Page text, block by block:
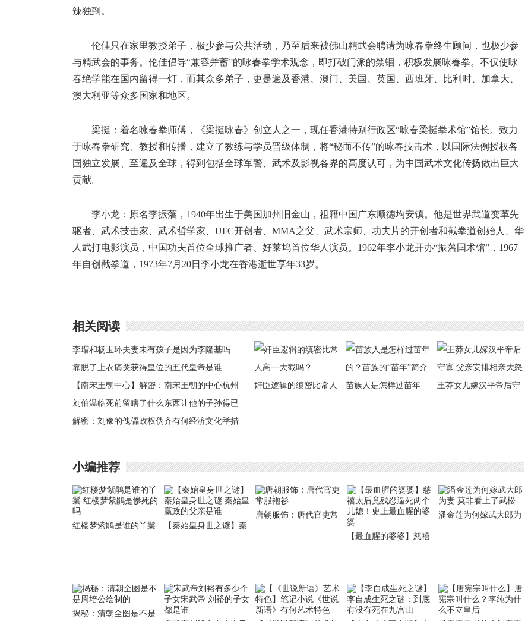
辣独到。
伦佳只在家里教授弟子，极少参与公共活动，乃至后来被佛山精武会聘请为咏春拳终生顾问，也极少参
与精武会的事务。伦佳倡导“兼容并蓄”的咏春拳学术观念，即打破门派的禁锢，积极发展咏春拳。不仅使咏
春绝学能在国内留得一灯，而其众多弟子，更是遍及香港、澳门、美国、英国、西班牙、比利时、加拿大、
澳大利亚等众多国家和地区。
梁挺：着名咏春拳师傅，《梁挺咏春》创立人之一，现任香港特别行政区“咏春梁挺拳术馆”馆长。致力
于咏春拳研究、教授和传播，建立了教练与学员晋级体制，将“秘而不传”的咏春技击术，以国际法例授权各
国独立发展、至遍及全球，得到包括全球军警、武术及影视各界的高度认可，为中国武术文化传扬做出巨大
贡献。
李小龙：原名李振藩，1940年出生于美国加州旧金山，祖籍中国广东顺德均安镇。他是世界武道变革先
驱者、武术技击家、武术哲学家、UFC开创者、MMA之父、武术宗师、功夫片的开创者和截拳道创始人、华
人武打电影演员，中国功夫首位全球推广者、好莱坞首位华人演员。1962年李小龙开办“振藩国术馆”，1967
年自创截拳道，1973年7月20日李小龙在香港逝世享年33岁。
相关阅读
李瑁和杨玉环夫妻未有孩子是因为李隆基吗
靠脱了上衣痛哭获得皇位的五代皇帝是谁
【南宋王朝中心】解密：南宋王朝的中心杭州
是怎样一番景象
刘伯温临死前留瞎了什么东西让他的子孙得已
保全
解密：刘豫的傀儡政权伪齐有何经济文化举措
奸臣逻辑的缜密比常人
苗族人是怎样过苗年
王莽女儿嫁汉平帝后守
小编推荐
红楼梦紫鹃是谁的丫鬟
【秦始皇身世之谜】秦
唐朝服饰：唐代官吏常
【最血腥的婆婆】慈禧
潘金莲为何嫁武大郎为
揭秘：清朝全图是不是